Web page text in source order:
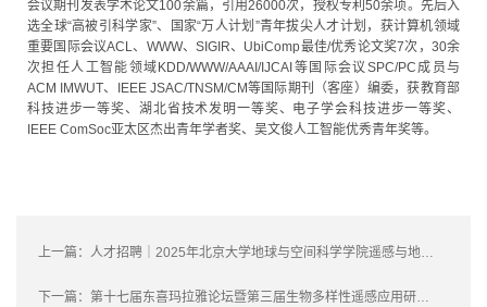
会议期刊发表学术论文100余篇，引用26000次，授权专利50余项。先后入
选全球“高被引科学家”、国家“万人计划”青年拔尖人才计划，获计算机领域
重要国际会议ACL、WWW、SIGIR、UbiComp最佳/优秀论文奖7次，30余
次担任人工智能领域KDD/WWW/AAAI/IJCAI等国际会议SPC/PC成员与
ACM IMWUT、IEEE JSAC/TNSM/CM等国际期刊（客座）编委，获教育部
科技进步一等奖、湖北省技术发明一等奖、电子学会科技进步一等奖、
IEEE ComSoc亚太区杰出青年学者奖、吴文俊人工智能优秀青年奖等。
上一篇： 人才招聘｜2025年北京大学地球与空间科学学院遥感与地理信息系统研究所诚邀海内外英才加盟
下一篇： 第十七届东喜玛拉雅论坛暨第三届生物多样性遥感应用研讨会及 数字生态专业委员会筹备会第二轮通知